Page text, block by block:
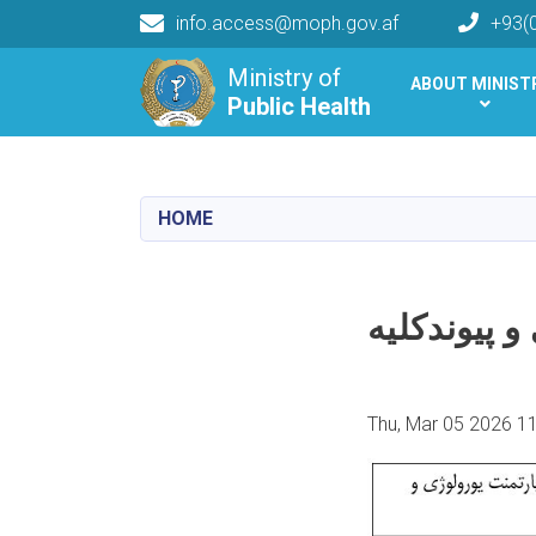
Ministry of
Public Health
info.access@moph.gov.af
Main navigation
Public Health
ABOUT
HOME
Thu, Mar 05 2026